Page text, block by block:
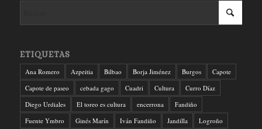
ETIQUETAS
Ana Romero Azpeitia Bilbao Borja Jiménez Burgos
Capote
Capote de paseo
cebada gago Cuadri Cultura
Curro Díaz
Diego Urdiales
El toreo es cultura encerrona
Fandiño
Fuente Ymbro
Ginés Marín Iván Fandiño Jandilla
Logroño